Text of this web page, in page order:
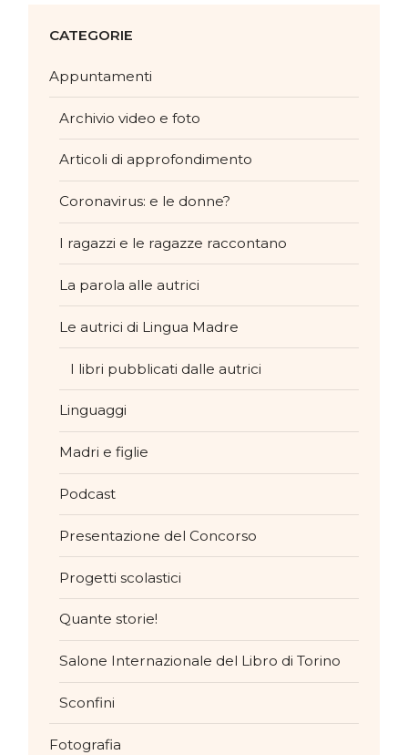
CATEGORIE
Appuntamenti
Archivio video e foto
Articoli di approfondimento
Coronavirus: e le donne?
I ragazzi e le ragazze raccontano
La parola alle autrici
Le autrici di Lingua Madre
I libri pubblicati dalle autrici
Linguaggi
Madri e figlie
Podcast
Presentazione del Concorso
Progetti scolastici
Quante storie!
Salone Internazionale del Libro di Torino
Sconfini
Fotografia